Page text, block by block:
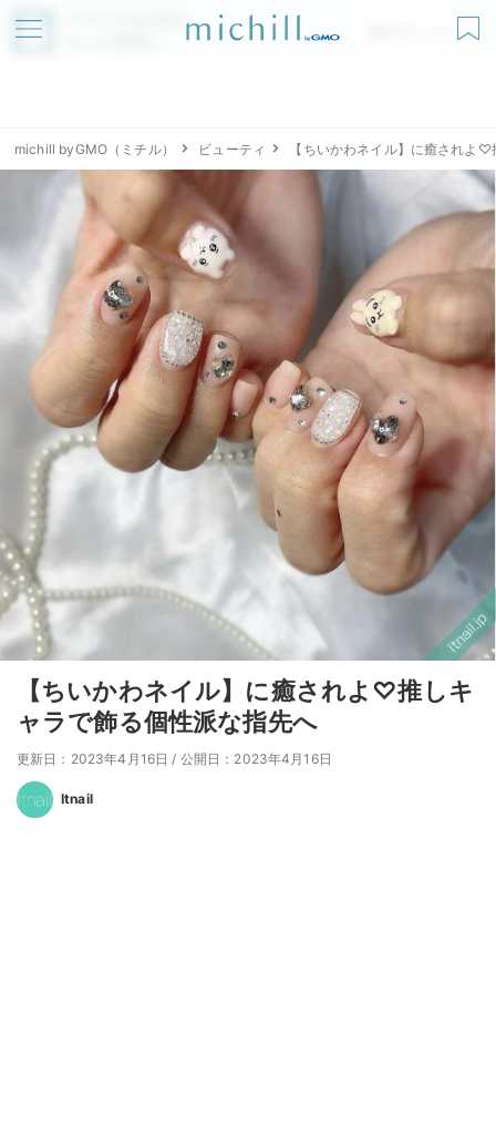
アプリでmichillが
無料ダウンロード
michill byGMO（ミチル） ビューティ 【ちいかわネイル】に癒されよ
【ちいかわネイル】に癒されよ♡推しキ
ャラで飾る個性派な指先へ
更新日：2023年4月16日 / 公開日：2023年4月16日
Itnail